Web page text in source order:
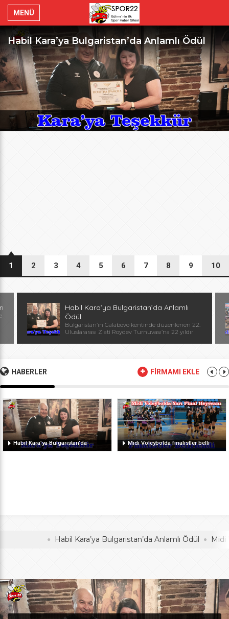
MENÜ
Habil Kara’ya Bulgaristan’da Anlamlı Ödül
1 2 3 4 5 6 7 8 9 10
Habil Kara’ya Bulgaristan’da Anlamlı
Ödül
Bulgaristan’ın Galabovo kentinde düzenlenen 22.
Uluslararası Zlati Roydev Turnuvası’na 22 yıldır
Federasyonu Başkanı, Avrupa ve Dünya
Şampiyonu, olimpiyat ikincisi Stanka Zlateva
HABERLER FİRMAMI EKLE
Habil Kara’ya Bulgaristan’da Midi Voleybolda finalistler belli
Habil Kara’ya Bulgaristan’da Anlamlı Ödül Midi